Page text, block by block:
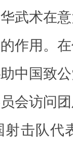
武术在
作用。
中国致
会访问
击队代